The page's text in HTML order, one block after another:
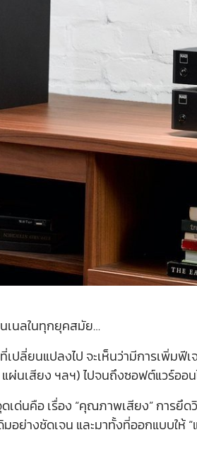
เนลในทุกยุคสมัย…
นแปลงไป จะเห็นว่ามีการเพิ่มฟีเ
นเสียง ฯลฯ) ไปจนถึงซอฟต์แวร์ออ
คือ เรื่อง “คุณภาพเสียง” การยึดวิ
มอย่างชัดเจน และมาทั้งที่ออกแบบใ